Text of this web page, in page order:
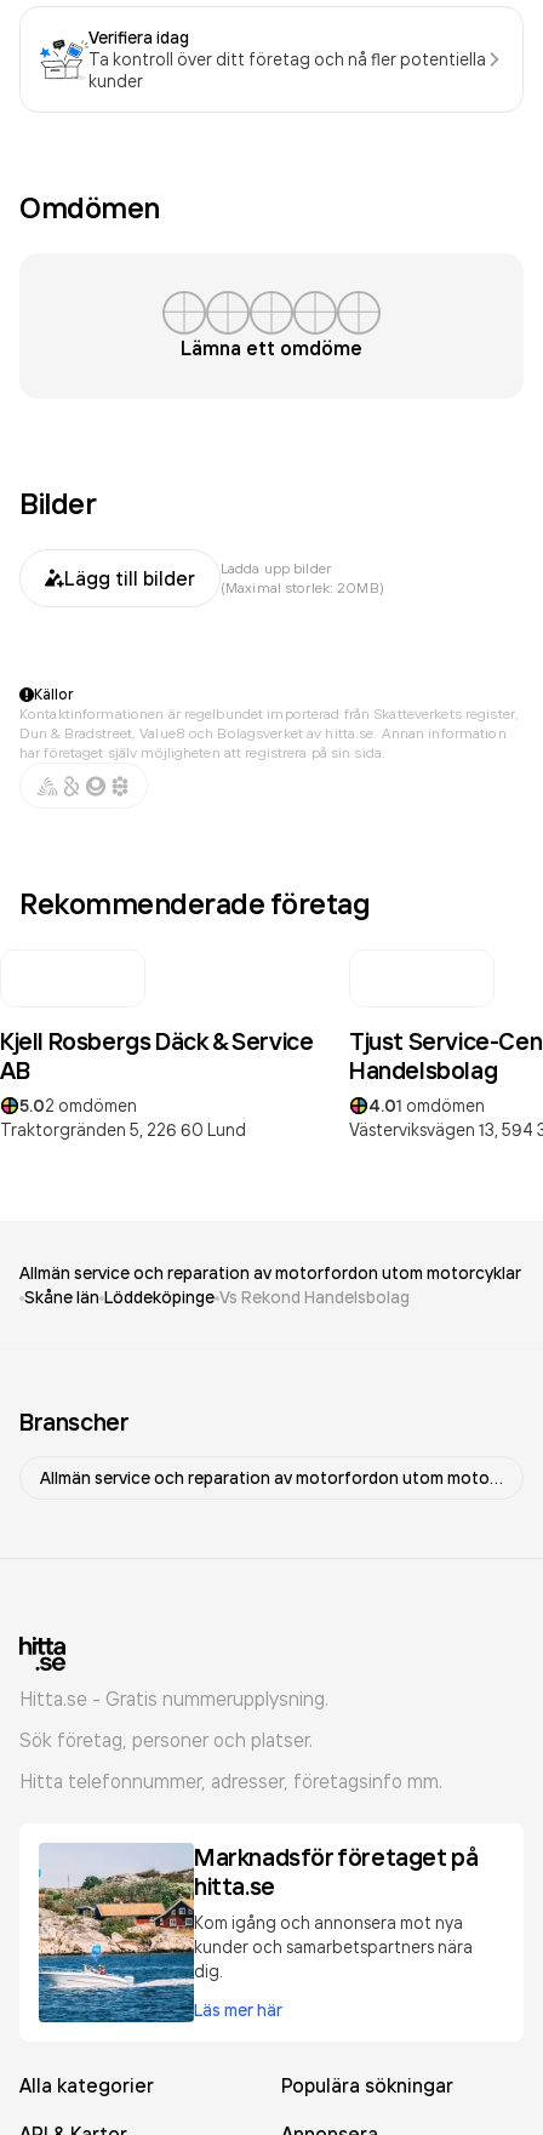
Verifiera idag
Ta kontroll över ditt företag och nå fler potentiella
kunder
Omdömen
Lämna ett omdöme
Bilder
Lägg till bilder
Ladda upp bilder
(Maximal storlek: 20MB)
Källor
Kontaktinformationen är regelbundet importerad från Skatteverkets register,
Dun & Bradstreet, Value8 och Bolagsverket av hitta.se. Annan information
har företaget själv möjligheten att registrera på sin sida.
Rekommenderade företag
Kjell Rosbergs Däck & Service
AB
5.02 omdömen
Traktorgränden 5, 226 60 Lund
Tjust Service-
Handelsbolag
4.01 omdömen
Västerviksvägen 13, 594
Allmän service och reparation av motorfordon utom motorcyklar
Skåne län Löddeköpinge Vs Rekond Handelsbolag
Branscher
Allmän service och reparation av motorfordon utom motorcyklar
Hitta.se - Gratis nummerupplysning.
Sök företag, personer och platser.
Hitta telefonnummer, adresser, företagsinfo mm.
Marknadsför företaget på
hitta.se
Kom igång och annonsera mot nya
kunder och samarbetspartners nära
dig.
Läs mer här
Alla kategorier
Populära sökningar